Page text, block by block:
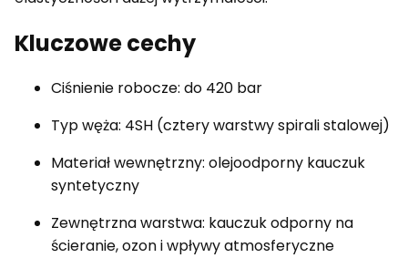
Kluczowe cechy
Ciśnienie robocze: do 420 bar
Typ węża: 4SH (cztery warstwy spirali stalowej)
Materiał wewnętrzny: olejoodporny kauczuk
syntetyczny
Zewnętrzna warstwa: kauczuk odporny na
ścieranie, ozon i wpływy atmosferyczne